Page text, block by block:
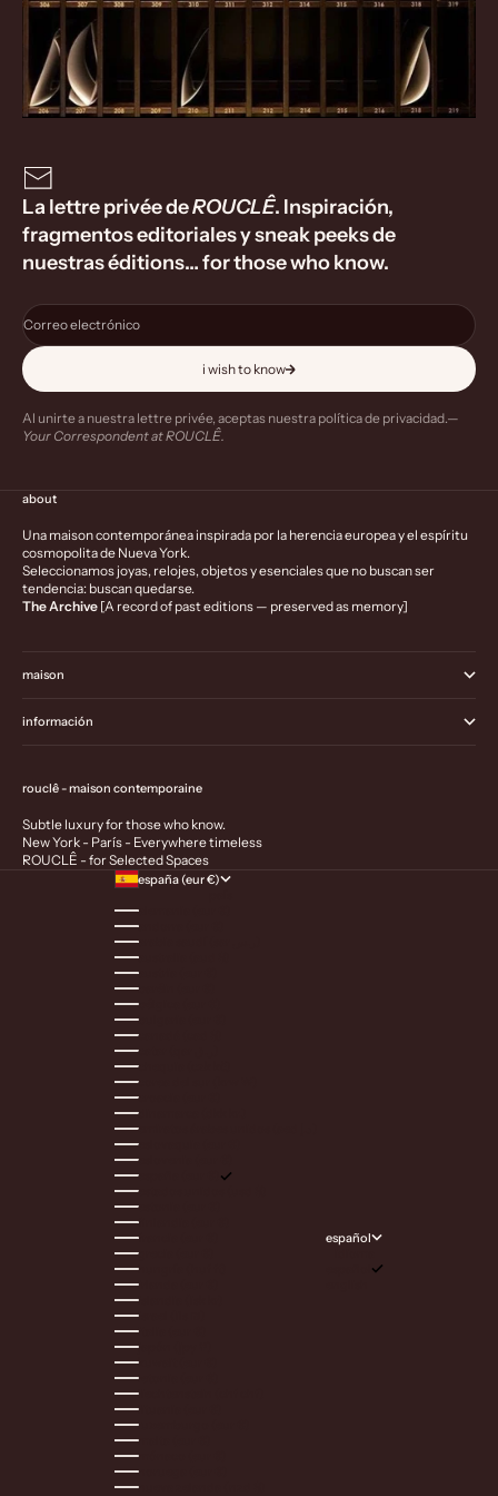
La lettre privée deROUCLÊ. Inspiración,
fragmentos editoriales y sneak peeks de
nuestras éditions… for those who know.
Correo electrónico
i wish to know
Al unirte a nuestra lettre privée, aceptas nuestra política de privacidad.—
Your Correspondent at ROUCLÊ.
about
Una maison contemporánea inspirada por la herencia europea y el espíritu
cosmopolita de Nueva York.
Seleccionamos joyas, relojes, objetos y esenciales que no buscan ser
tendencia: buscan quedarse.
The Archive [A record of past editions — preserved as memory]
maison
información
rouclê - maison contemporaine
Subtle luxury for those who know.
New York - París - Everywhere timeless
ROUCLÊ - for Selected Spaces
españa (eur €)
alemania (eur €)
andorra (eur €)
australia (aud $)
austria (eur €)
baréin (eur €)
bélgica (eur €)
bulgaria (eur €)
canadá (cad $)
chequia (czk kč)
corea del sur (krw ₩)
croacia (eur €)
dinamarca (dkk kr.)
eslovaquia (eur €)
eslovenia (eur €)
españa (eur €)
estados unidos (usd $)
estonia (eur €)
finlandia (eur €)
francia (eur €)
grecia (eur €)
hungría (huf ft)
irlanda (eur €)
islandia (isk kr)
israel (ils ₪)
italia (eur €)
japón (jpy ¥)
kuwait (eur €)
letonia (eur €)
liechtenstein (chf chf)
lituania (eur €)
luxemburgo (eur €)
malta (eur €)
mónaco (eur €)
noruega (eur €)
nueva zelanda (nzd $)
español